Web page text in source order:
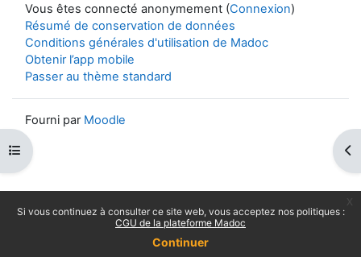
Si vous continuez à consulter ce site web, vous acceptez nos politiques :
CGU de la plateforme Madoc
Continuer
Ouvrir l’index du cours
Vous êtes connecté anonymement (Connexion)
Résumé de conservation de données
Conditions générales d'utilisation de Madoc
Obtenir l’app mobile
Passer au thème standard
Fourni par Moodle